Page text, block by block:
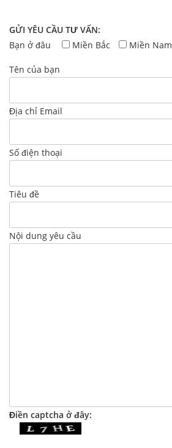
GỬI YÊU CẦU TƯ VẤN:
Bạn ở đâu
Miền Bắc Miền Nam
Tên của bạn
Địa chỉ Email
Số điện thoại
Tiêu đề
Nội dung yêu cầu
Điền captcha ở đây: